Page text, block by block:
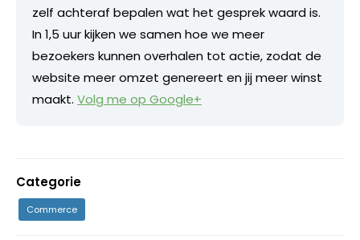
zelf achteraf bepalen wat het gesprek waard is.
In 1,5 uur kijken we samen hoe we meer
bezoekers kunnen overhalen tot actie, zodat de
website meer omzet genereert en jij meer winst
maakt. Volg me op Google+
Categorie
Commerce